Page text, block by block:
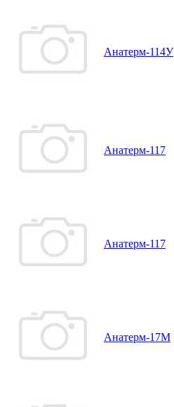
Анатерм-114У
Анатерм-117
Анатерм-117
Анатерм-17М